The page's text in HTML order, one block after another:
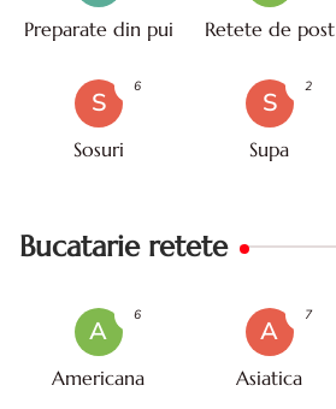
Preparate din pui Retete de post
S
Sosuri
6
S
Supa
2
Bucatarie retete
A
Americana
6
A
Asiatica
7